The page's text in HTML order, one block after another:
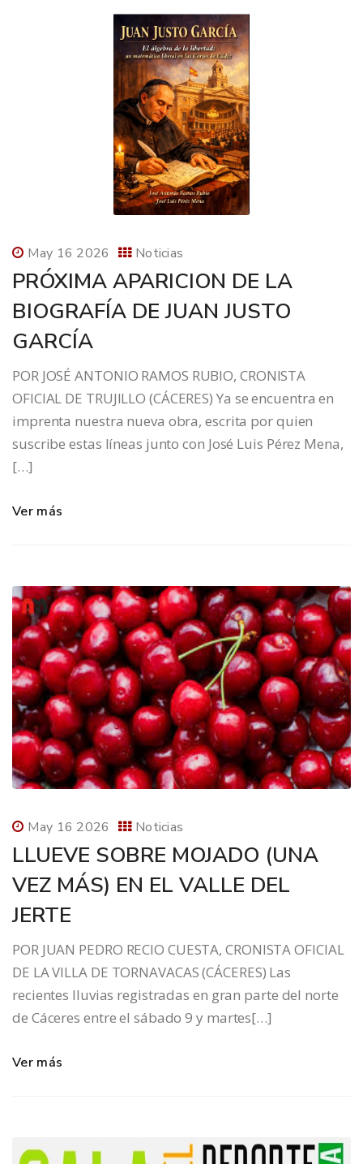
May 16 2026 Noticias
PRÓXIMA APARICION DE LA
BIOGRAFÍA DE JUAN JUSTO
GARCÍA
POR JOSÉ ANTONIO RAMOS RUBIO, CRONISTA
OFICIAL DE TRUJILLO (CÁCERES) Ya se encuentra en
imprenta nuestra nueva obra, escrita por quien
suscribe estas líneas junto con José Luis Pérez Mena,
[…]
Ver más
May 16 2026 Noticias
LLUEVE SOBRE MOJADO (UNA
VEZ MÁS) EN EL VALLE DEL
JERTE
POR JUAN PEDRO RECIO CUESTA, CRONISTA OFICIAL
DE LA VILLA DE TORNAVACAS (CÁCERES) Las
recientes lluvias registradas en gran parte del norte
de Cáceres entre el sábado 9 y martes[…]
Ver más